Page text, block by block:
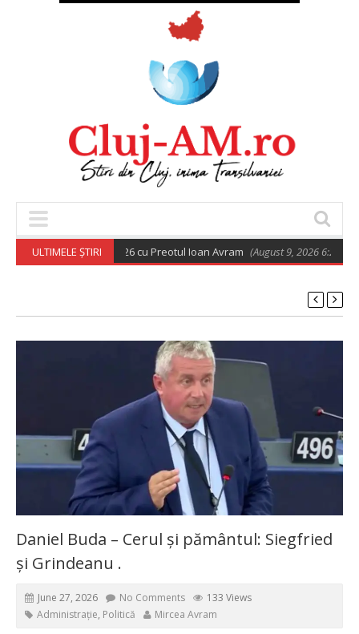
ULTIMELE ȘTIRI
din 9 august 2026 cu Preotul Ioan Avram (August 9, 2026 6:28 am)
Daniel Buda – Cerul și pământul: Siegfried
și Grindeanu .
June 27, 2026 No Comments
133 Views
Administrație, Politică Mircea Avram